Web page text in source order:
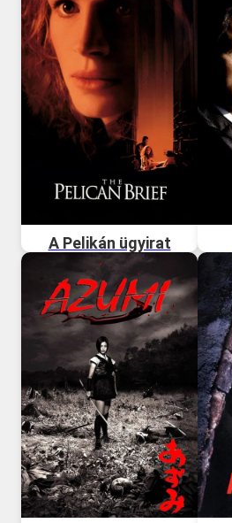
A Pelikán ügyirat